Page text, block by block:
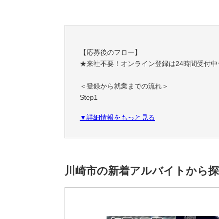
【応募後のフロー】
★来社不要！オンライン登録は24時間受付
＜登録から就業までの流れ＞
Step1
職務経歴・希望条件など、フォームに必要事
ご希望条件やスキルに合わせて、お仕事をご
一緒に理想の職場を見つけましょう！
▼詳細情報をもっと見る
川崎市の新着アルバイトから